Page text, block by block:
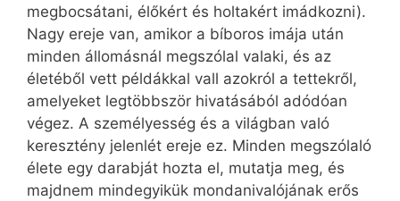
megbocsátani, élőkért és holtakért imádkozni).
Nagy ereje van, amikor a bíboros imája után
minden állomásnál megszólal valaki, és az
életéből vett példákkal vall azokról a tettekről,
amelyeket legtöbbször hivatásából adódóan
végez. A személyesség és a világban való
keresztény jelenlét ereje ez. Minden megszólaló
élete egy darabját hozta el, mutatja meg, és
majdnem mindegyikük mondanivalójának erős